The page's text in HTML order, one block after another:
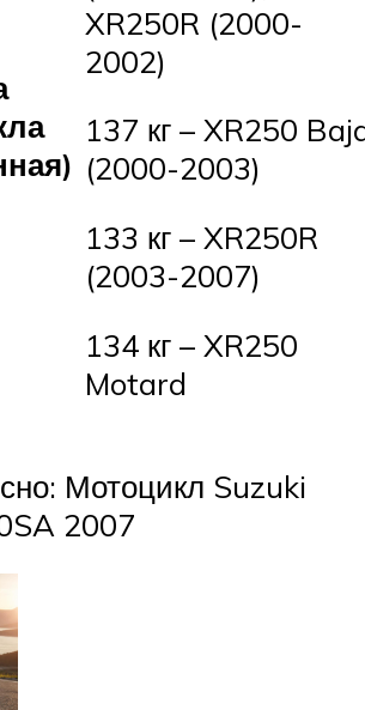
XR250R (2000-
2002)
137 кг – XR250
(2000-2003)
133 кг – XR250R
(2003-2007)
134 кг – XR250
Motard
Мотоцикл Suzuki
2007